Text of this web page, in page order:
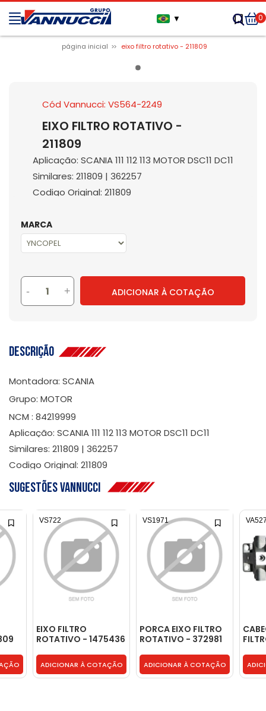
▼ 0
página inicial eixo filtro rotativo - 211809
Cód Vannucci: VS564-2249
EIXO FILTRO ROTATIVO -
211809
Aplicação: SCANIA 111 112 113 MOTOR DSC11 DC11
Similares: 211809 | 362257
Codigo Original: 211809
MARCA
- + ADICIONAR À COTAÇÃO
Descrição
Montadora: SCANIA
Grupo: MOTOR
NCM : 84219999
Aplicação: SCANIA 111 112 113 MOTOR DSC11 DC11
Similares: 211809 | 362257
Codigo Original: 211809
Sugestões Vannucci
EIXO FILTRO
ROTATIVO - 1475436
ADICIONAR À COTAÇÃO
VS722
PORCA EIXO FILTRO
ROTATIVO - 372981
ADICIONAR À COTAÇÃO
VS1971